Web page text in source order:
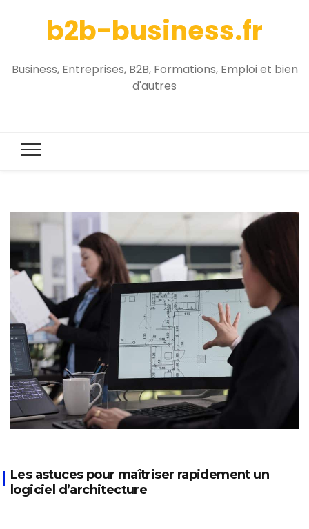
b2b-business.fr
Business, Entreprises, B2B, Formations, Emploi et bien
d'autres
Les astuces pour maîtriser rapidement un
logiciel d’architecture